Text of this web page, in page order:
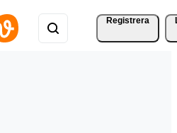
Registrera